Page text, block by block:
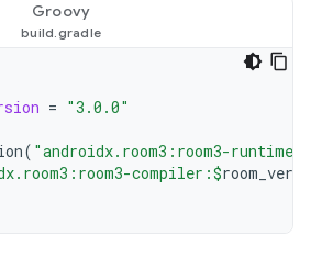
Groovy
= "3.0.0"
( "androidx.room3:room3-runtime:
compiler:$